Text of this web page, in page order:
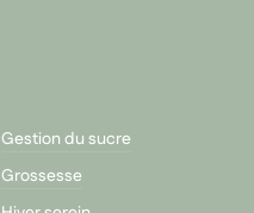
Gestion du sucre
Grossesse